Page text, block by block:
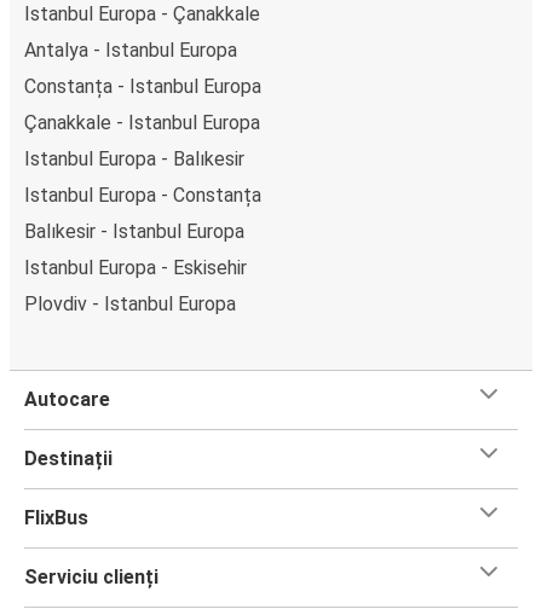
Istanbul Europa - Çanakkale
Antalya - Istanbul Europa
Constanța - Istanbul Europa
Çanakkale - Istanbul Europa
Istanbul Europa - Balıkesir
Istanbul Europa - Constanța
Balıkesir - Istanbul Europa
Istanbul Europa - Eskisehir
Plovdiv - Istanbul Europa
Autocare
Destinații
FlixBus
Serviciu clienți